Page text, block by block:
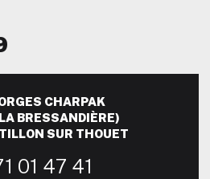
CHARPAK
BRESSANDIÈRE)
SUR THOUET
01 47 41